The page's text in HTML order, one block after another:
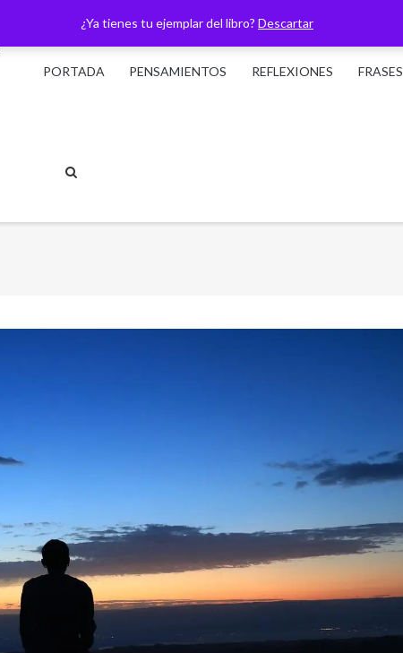
¿Ya tienes tu ejemplar del libro? Descartar
PORTADA
PENSAMIENTOS REFLEXIONES FRASES